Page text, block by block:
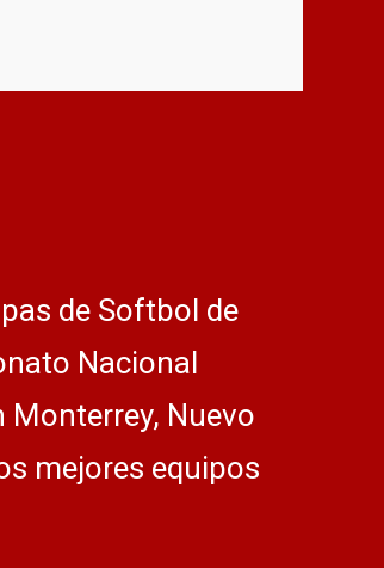
de Softbol de
Nacional
Monterrey, Nuevo
mejores equipos